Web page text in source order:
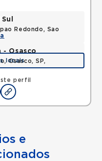
perfil
Redondo, Sao
- Osasco
Osasco, SP,
locais
e